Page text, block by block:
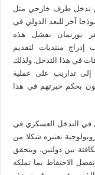
تدخل طرف خارجي مثل
آخر للبعد الدولي في
بورنمان بفشل هذه
منتديات لتقديم
في هذا التدخل. ولذلك
إلى تداريب على عملية
بحكم خبرتهم في هذا
في التدخل العسكري في
تعتبره شكلا من
بين دولتين، ويتحقق
الاحتفاظ بما تملكه